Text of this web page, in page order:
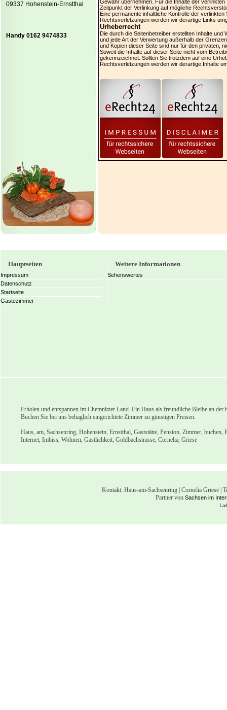
09337 Hohenstein-Ernstthal
Handy 0162 9474833
Gewähr übernehmen. Für die Inhalte der
Zeitpunkt der Verlinkung auf mögliche
Eine permanente inhaltliche Kontrolle der
Rechtsverletzungen werden wir derartige Links
Urheberrecht
Die durch die Seitenbetreiber erstellten Inhalte und
und jede Art der Verwertung außerhalb der
und Kopien dieser Seite sind nur für den privaten,
Soweit die Inhalte auf dieser Seite nicht vom
gekennzeichnet. Sollten Sie trotzdem auf eine
Rechtsverletzungen werden wir derartige Inhalte
Hauptseiten
Impressum
Datenschutz
Startseite
Gästezimmer
Weitere Informationen
Sehenswertes
Erholen und entspannen im Chemnitzer Land. Ein Haus als freundliche Bleibe an
Buchen Sie bei uns behaglich eingerichtete Zimmer zu günstigen Preisen.
Haus, am, Sachsenring, Hohenstein, Ernstthal, Gaststätte, Pension, Zimmer,
Internet, Imbiss, Wohnen, Gastlichkeit, Goldbachstrasse, Cornelia, Griese
Kontakt: Haus-am-Sachsenring | Cornelia Griese
Partner von Sachsen im